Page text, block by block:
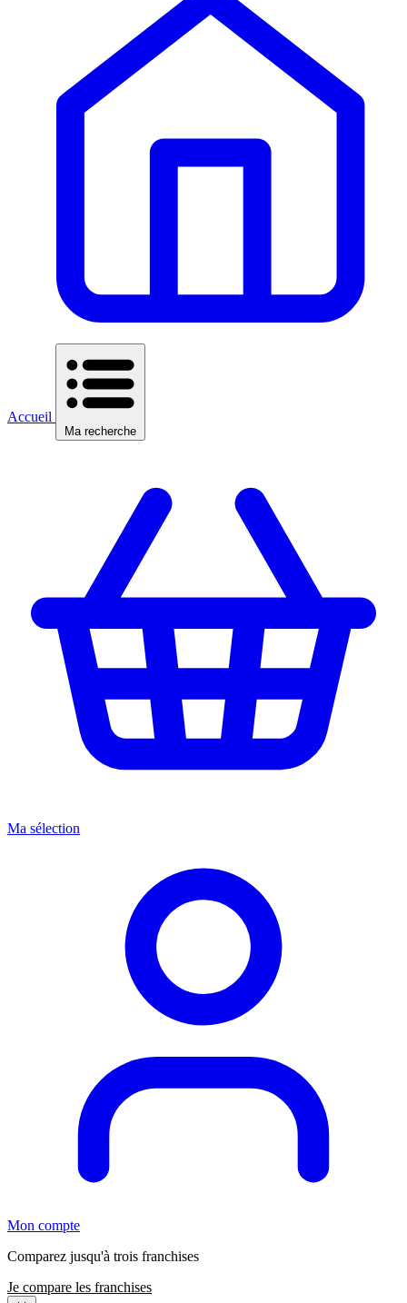
Accueil
Ma recherche
Ma sélection
Mon compte
Comparez jusqu'à trois franchises
Je compare les franchises